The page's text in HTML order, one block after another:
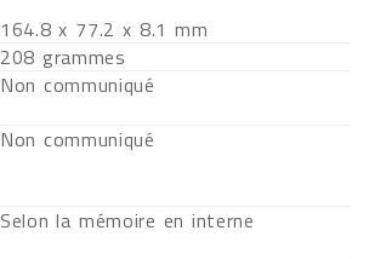
164.8 x 77.2 x 8.1 mm
208 grammes
Non communiqué
Non communiqué
Selon la mémoire en interne